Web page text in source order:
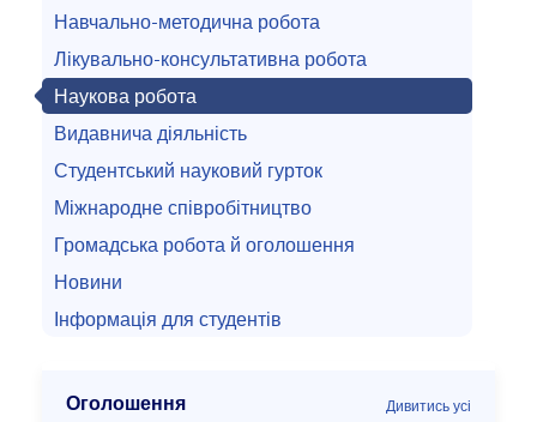
Навчально-методична робота
Лікувально-консультативна робота
Наукова робота
Видавнича діяльність
Студентський науковий гурток
Міжнародне співробітництво
Громадська робота й оголошення
Новини
Інформація для студентів
Оголошення Дивитись усі